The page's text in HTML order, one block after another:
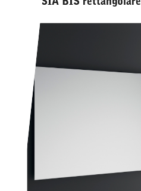
RESIA BIS rettangolare